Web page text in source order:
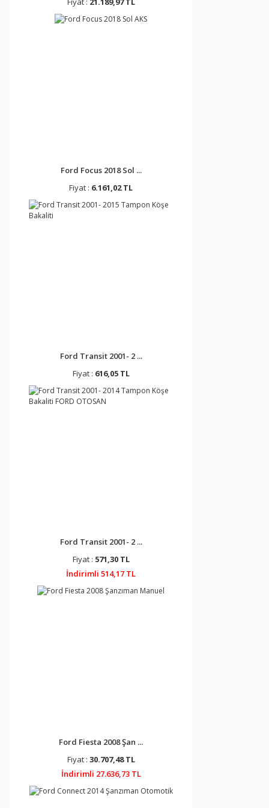
Ford Focus 2018 Sol ...
Fiyat : 6.161,02 TL
Ford Transit 2001- 2 ...
Fiyat : 616,05 TL
Ford Transit 2001- 2 ...
Fiyat : 571,30 TL
İndirimli 514,17 TL
Ford Fiesta 2008 Şan ...
Fiyat : 30.707,48 TL
İndirimli 27.636,73 TL